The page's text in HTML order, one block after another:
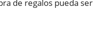
de regalos pueda ser